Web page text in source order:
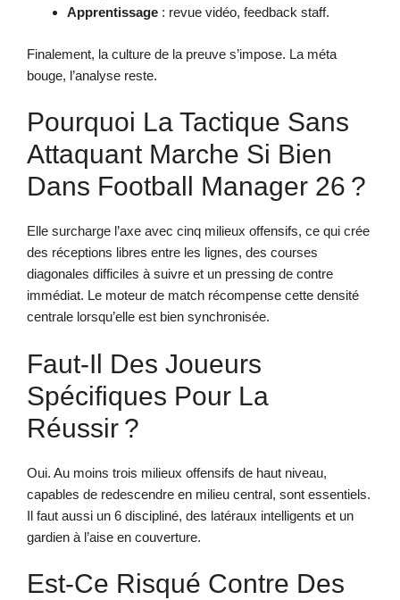
Apprentissage : revue vidéo, feedback staff.
Finalement, la culture de la preuve s’impose. La méta
bouge, l’analyse reste.
Pourquoi La Tactique Sans
Attaquant Marche Si Bien
Dans Football Manager 26 ?
Elle surcharge l’axe avec cinq milieux offensifs, ce qui crée
des réceptions libres entre les lignes, des courses
diagonales difficiles à suivre et un pressing de contre
immédiat. Le moteur de match récompense cette densité
centrale lorsqu’elle est bien synchronisée.
Faut-Il Des Joueurs
Spécifiques Pour La
Réussir ?
Oui. Au moins trois milieux offensifs de haut niveau,
capables de redescendre en milieu central, sont essentiels.
Il faut aussi un 6 discipliné, des latéraux intelligents et un
gardien à l’aise en couverture.
Est-Ce Risqué Contre Des